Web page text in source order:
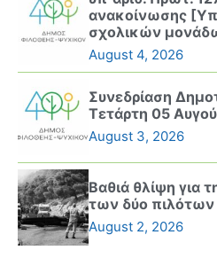
ανακοίνωσης
σχολικών
August 4, 2026
Συνεδρίαση
Τετάρτη 05
August 3, 2026
Βαθιά θλίψη για
των δύο
August 2, 2026